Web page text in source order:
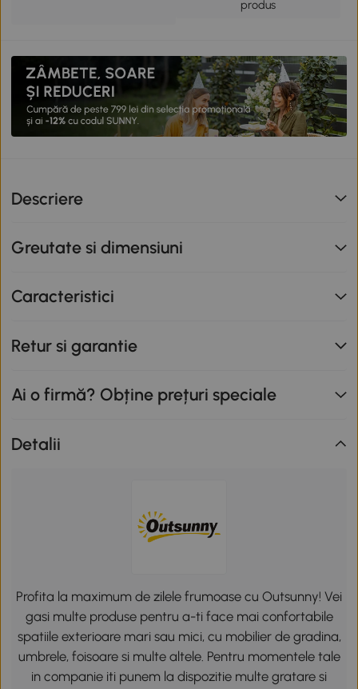
produs
Descriere
Greutate si dimensiuni
Caracteristici
Retur si garantie
Ai o firmă? Obține prețuri speciale
Detalii
Profita la maximum de zilele frumoase cu Outsunny! Vei
gasi multe produse pentru a-ti face mai confortabile
spatiile exterioare mari sau mici, cu mobilier de gradina,
umbrele, foisoare si multe altele. Pentru momentele tale
in companie iti punem la dispozitie multe gratare si